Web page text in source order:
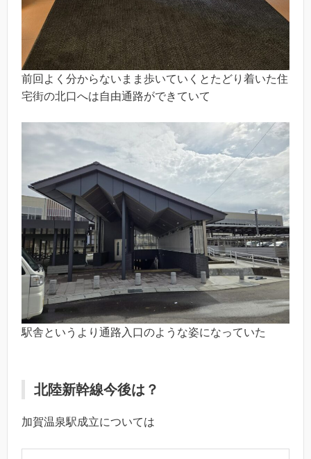
前回よく分からないまま歩いていくとたどり着いた住
宅街の北口へは自由通路ができていて
駅舎というより通路入口のような姿になっていた
北陸新幹線今後は？
加賀温泉駅成立については